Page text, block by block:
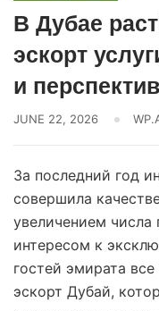
В Дубае
эскорт
и
JUNE 22, 2026
За последний год
совершила
увеличением
интересом к
гостей эмирата
эскорт Дубай,